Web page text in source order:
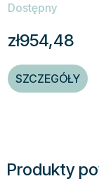
Produkty
Dostępny
zł954,48
SZCZEGÓŁY